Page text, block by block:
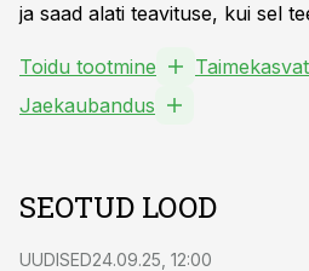
ja saad alati teavituse, kui sel
Toidu tootmine
Jaekaubandus
SEOTUD LOOD
UUDISED24.09.25, 12:00